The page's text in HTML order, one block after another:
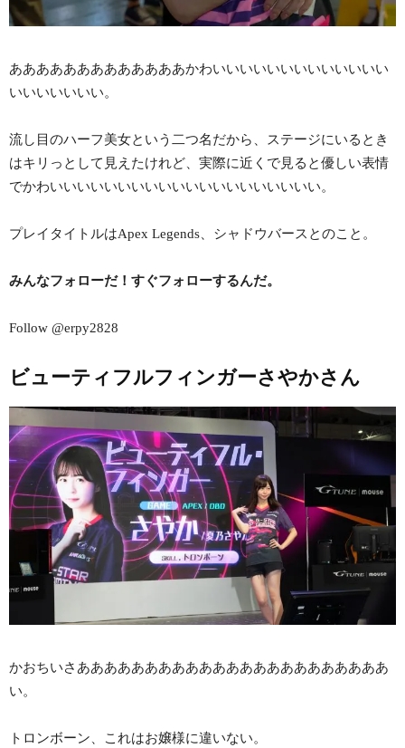
あああああああああああああかわいいいいいいいいいいいいい
いいいいいいい。
流し目のハーフ美女という二つ名だから、ステージにいるとき
はキリっとして見えたけれど、実際に近くで見ると優しい表情
でかわいいいいいいいいいいいいいいいいいいいい。
プレイタイトルはApex Legends、シャドウバースとのこと。
みんなフォローだ！すぐフォローするんだ。
Follow @erpy2828
ビューティフルフィンガーさやかさん
かおちいさあああああああああああああああああああああああ
い。
トロンボーン、これはお嬢様に違いない。